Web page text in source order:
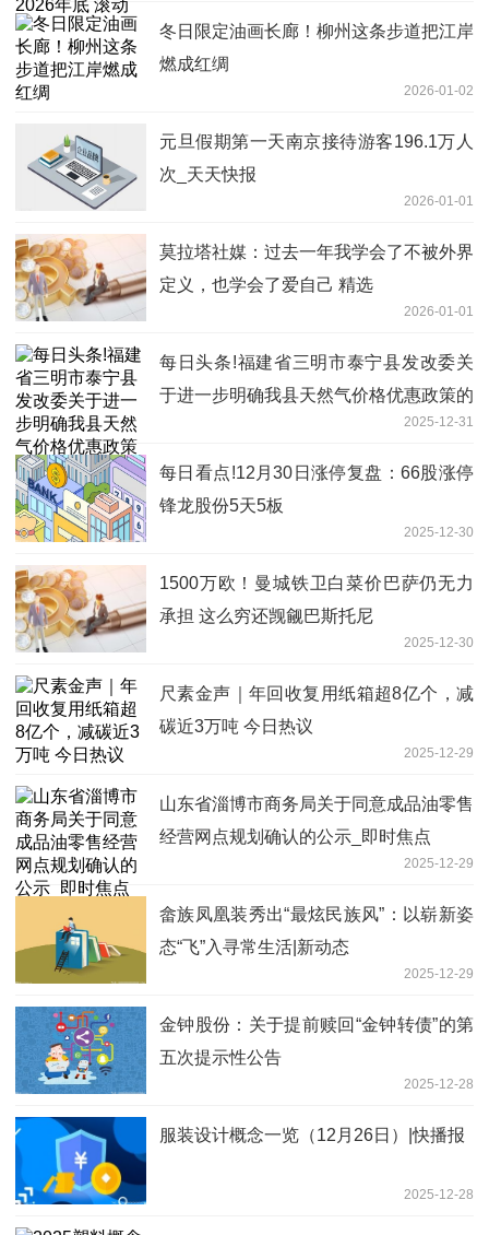
冬日限定油画长廊！柳州这条步道把江岸
燃成红绸
2026-01-02
元旦假期第一天南京接待游客196.1万人
次_天天快报
2026-01-01
莫拉塔社媒：过去一年我学会了不被外界
定义，也学会了爱自己 精选
2026-01-01
每日头条!福建省三明市泰宁县发改委关
于进一步明确我县天然气价格优惠政策的
2025-12-31
每日看点!12月30日涨停复盘：66股涨停
锋龙股份5天5板
2025-12-30
1500万欧！曼城铁卫白菜价巴萨仍无力
承担 这么穷还觊觎巴斯托尼
2025-12-30
尺素金声｜年回收复用纸箱超8亿个，减
碳近3万吨 今日热议
2025-12-29
山东省淄博市商务局关于同意成品油零售
经营网点规划确认的公示_即时焦点
2025-12-29
畲族凤凰装秀出“最炫民族风”：以崭新姿
态“飞”入寻常生活|新动态
2025-12-29
金钟股份：关于提前赎回“金钟转债”的第
五次提示性公告
2025-12-28
服装设计概念一览（12月26日）|快播报
2025-12-28